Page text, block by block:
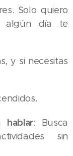
Solo quiero
algún día te
y si necesitas
hablar: Busca
sin